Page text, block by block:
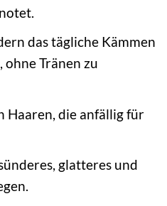
das tägliche Kämmen
Tränen zu
Haaren, die anfällig für
glatteres und